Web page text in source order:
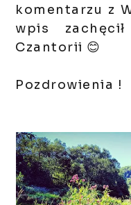
komentarzu z
wpis
Czantorii 😊
Pozdrowienia !